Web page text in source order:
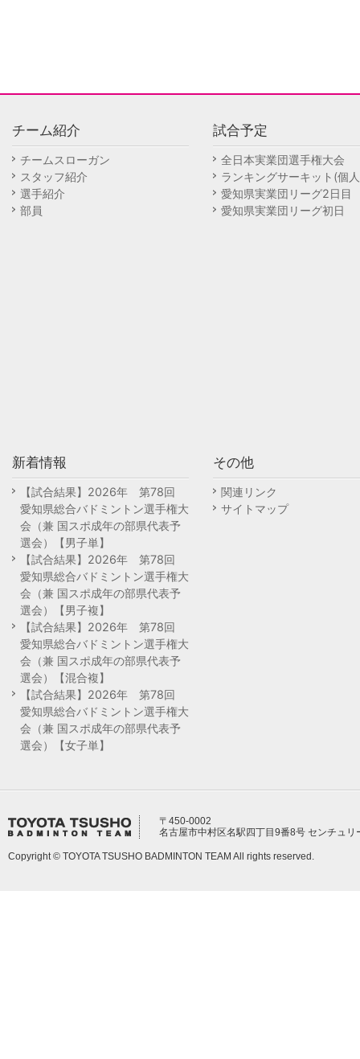
チーム紹介
チームスローガン
スタッフ紹介
選手紹介
部員
試合予定
全日本実業団選手権大会
ランキングサーキット(個
愛知県実業団リーグ2日目
愛知県実業団リーグ初日
新着情報
【試合結果】2026年 第78回
愛知県総合バドミントン選手権大
会（兼 国スポ成年の部県代表予
選会）【男子単】
【試合結果】2026年 第78回
愛知県総合バドミントン選手権大
会（兼 国スポ成年の部県代表予
選会）【男子複】
【試合結果】2026年 第78回
愛知県総合バドミントン選手権大
会（兼 国スポ成年の部県代表予
選会）【混合複】
【試合結果】2026年 第78回
愛知県総合バドミントン選手権大
会（兼 国スポ成年の部県代表予
選会）【女子単】
その他
関連リンク
サイトマップ
〒450-0002
名古屋市中村区名駅四丁目9番8号 センチュリ
Copyright © TOYOTA TSUSHO BADMINTON TEAM All rights reserved.